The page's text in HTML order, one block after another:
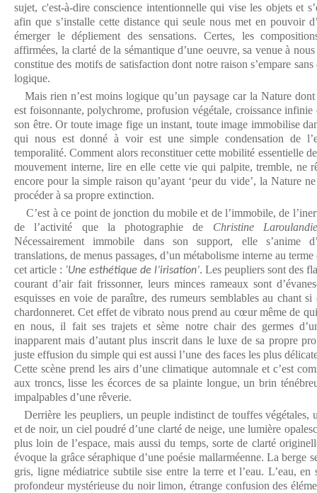
sujet, c'est-à-dire conscience intentionnelle qui vise les objets et
afin que s’installe cette distance qui seule nous met en pouvoir
émerger le dépliement des sensations. Certes, les
affirmées, la clarté de la sémantique d’une oeuvre, sa venue à
constitue des motifs de satisfaction dont notre raison s’empare
logique.
Mais rien n’est moins logique qu’un paysage car la Nature
est foisonnante, polychrome, profusion végétale, croissance
son être. Or toute image fige un instant, toute image immobilise
qui nous est donné à voir est une simple condensation de
temporalité. Comment alors reconstituer cette mobilité essentielle
mouvement interne, lire en elle cette vie qui palpite, tremble, ne
encore pour la simple raison qu’ayant ‘peur du vide’, la Nature
procéder à sa propre extinction.
C’est à ce point de jonction du mobile et de l’immobile, de
de l’activité que la photographie de Christine Laroulandie
Nécessairement immobile dans son support, elle s’anime
translations, de menus passages, d’un métabolisme interne au
cet article : ‘Une esthétique de l’irisation’. Les peupliers sont des
courant d’air fait frissonner, leurs minces rameaux sont
esquisses en voie de paraître, des rumeurs semblables au chant
chardonneret. Cet effet de vibrato nous prend au cœur même de
en nous, il fait ses trajets et sème notre chair des germes
inapparent mais d’autant plus inscrit dans le luxe de sa propre
juste effusion du simple qui est aussi l’une des faces les plus
Cette scène prend les airs d’une climatique automnale et c’est
aux troncs, lisse les écorces de sa plainte longue, un brin
impalpables d’une rêverie.
Derrière les peupliers, un peuple indistinct de touffes végétales,
et de noir, un ciel poudré d’une clarté de neige, une lumière
plus loin de l’espace, mais aussi du temps, sorte de clarté
évoque la grâce séraphique d’une poésie mallarméenne. La berge
gris, ligne médiatrice subtile sise entre la terre et l’eau. L’eau,
profondeur mystérieuse du noir limon, étrange confusion des